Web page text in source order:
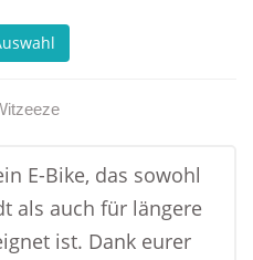
E-Bike, das sowohl
als auch für längere
ist. Dank eurer